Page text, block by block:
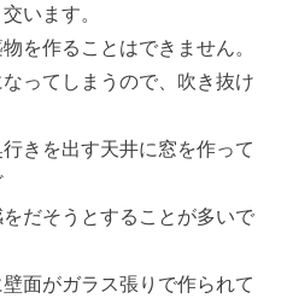
います。
を作ることはできません。
ってしまうので、吹き抜け
きを出す天井に窓を作って
だそうとすることが多いで
面がガラス張りで作られて